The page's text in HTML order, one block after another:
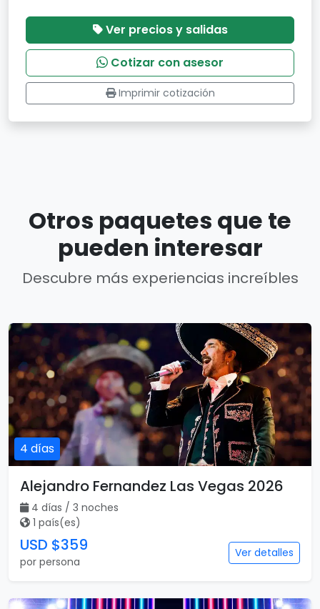
Ver precios y salidas
Cotizar con asesor
Imprimir cotización
Otros paquetes que te
pueden interesar
Descubre más experiencias increíbles
4 días
Alejandro Fernandez Las Vegas 2026
4 días / 3 noches
1 país(es)
USD $359
por persona
Ver detalles